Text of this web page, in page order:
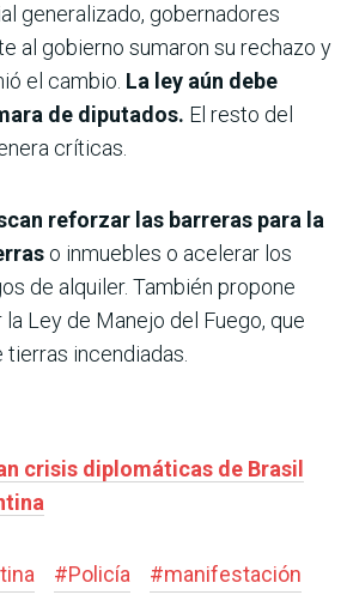
generalizado, gobernadores
al gobierno sumaron su rechazo y
el cambio. La ley aún debe
de diputados. El resto del
críticas.
reforzar las barreras para la
o inmuebles o acelerar los
de alquiler. También propone
Ley de Manejo del Fuego, que
incendiadas.
crisis diplomáticas de Brasil
#Policía #manifestación